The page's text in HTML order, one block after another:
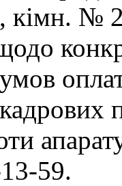
кімн. №
умов
59.